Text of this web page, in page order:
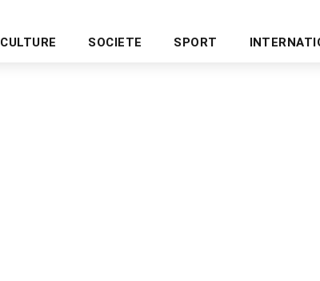
CULTURE SOCIETE SPORTPUBLICITÉ